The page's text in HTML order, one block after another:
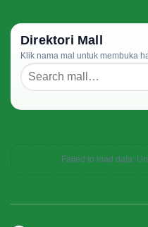
Direktori Mall
Klik nama mal untuk membuka
Failed to load data: